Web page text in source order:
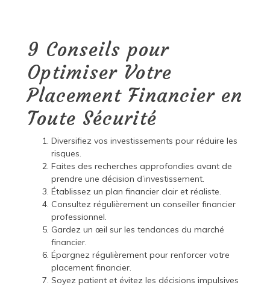
9 Conseils pour
Optimiser Votre
Placement Financier en
Toute Sécurité
Diversifiez vos investissements pour réduire les
risques.
Faites des recherches approfondies avant de
prendre une décision d’investissement.
Établissez un plan financier clair et réaliste.
Consultez régulièrement un conseiller financier
professionnel.
Gardez un œil sur les tendances du marché
financier.
Épargnez régulièrement pour renforcer votre
placement financier.
Soyez patient et évitez les décisions impulsives